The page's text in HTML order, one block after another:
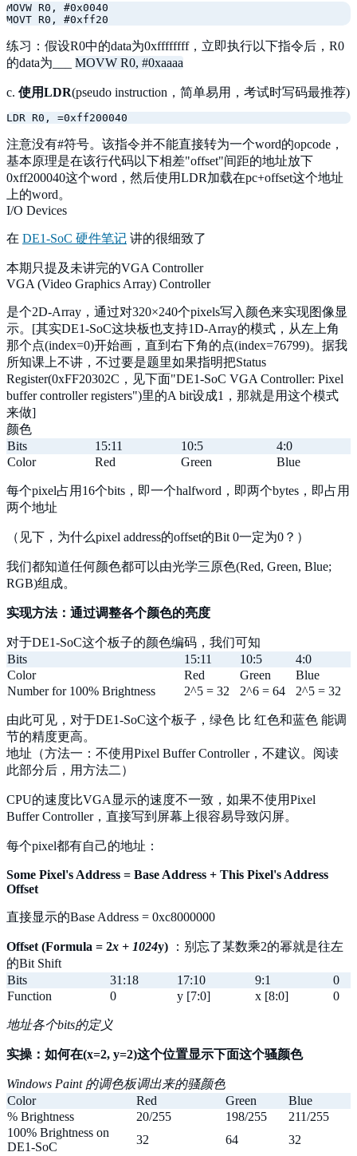
MOVW R0, #0x0040
练习：假设R0中的data为0xffffffff，立即执行以下指令后，R0
的data为___ MOVW R0, #0xaaaa
c. 使用LDR(pseudo instruction，简单易用，考试时写码最推荐)
注意没有#符号。该指令并不能直接转为一个word的opcode，
基本原理是在该行代码以下相差"offset"间距的地址放下
0xff200040这个word，然后使用LDR加载在pc+offset这个地址
上的word。
I/O Devices
在 DE1-SoC 硬件笔记 讲的很细致了
本期只提及未讲完的VGA Controller
VGA (Video Graphics Array) Controller
是个2D-Array，通过对320×240个pixels写入颜色来实现图像显
示。[其实DE1-SoC这块板也支持1D-Array的模式，从左上角
那个点(index=0)开始画，直到右下角的点(index=76799)。据我
所知课上不讲，不过要是题里如果指明把Status
Register(0xFF20302C，见下面"DE1-SoC VGA Controller: Pixel
buffer controller registers")里的A bit设成1，那就是用这个模式
来做]
颜色
Bits
15:11 10:5
4:0
Color
Red Green Blue
每个pixel占用16个bits，即一个halfword，即两个bytes，即占用
两个地址
（见下，为什么pixel address的offset的Bit 0一定为0？）
我们都知道任何颜色都可以由光学三原色(Red, Green, Blue;
RGB)组成。
实现方法：通过调整各个颜色的亮度
对于DE1-SoC这个板子的颜色编码，我们可知
Bits
15:11 10:5
4:0
Color
Red Green
Blue
Number for 100% Brightness
2^5 = 32 2^6 = 64 2^5 = 32
由此可见，对于DE1-SoC这个板子，绿色 比 红色和蓝色 能调
节的精度更高。
地址（方法一：不使用Pixel Buffer Controller，不建议。阅读
此部分后，用方法二）
CPU的速度比VGA显示的速度不一致，如果不使用Pixel
Buffer Controller，直接写到屏幕上很容易导致闪屏。
每个pixel都有自己的地址：
Some Pixel's Address = Base Address + This Pixel's Address
Offset
直接显示的Base Address = 0xc8000000
Offset (Formula = 2x + 1024y) ：别忘了某数乘2的幂就是往左
的Bit Shift
Bits
31:18 17:10 9:1
0
Function
0 y [7:0] x [8:0] 0
地址各个bits的定义
实操：如何在(x=2, y=2)这个位置显示下面这个骚颜色
Windows Paint 的调色板调出来的骚颜色
Color
Red Green
Blue
% Brightness
20/255 198/255
211/255
100% Brightness on
DE1-SoC
32 64
32